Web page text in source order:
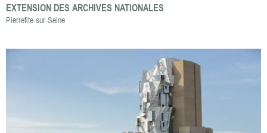
EXTENSION DES ARCHIVES NATIONALES
Pierrefite-sur-Seine